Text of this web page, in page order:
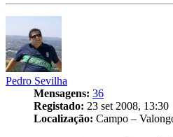
Pedro Sevilha
Mensagens: 36
Registado: 23 set 2008, 13:30
Localização: Campo –